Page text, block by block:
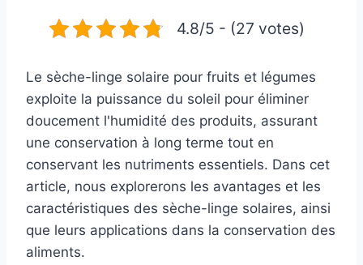
4.8/5 - (27 votes)
Le sèche-linge solaire pour fruits et légumes
exploite la puissance du soleil pour éliminer
doucement l'humidité des produits, assurant
une conservation à long terme tout en
conservant les nutriments essentiels. Dans cet
article, nous explorerons les avantages et les
caractéristiques des sèche-linge solaires, ainsi
que leurs applications dans la conservation des
aliments.